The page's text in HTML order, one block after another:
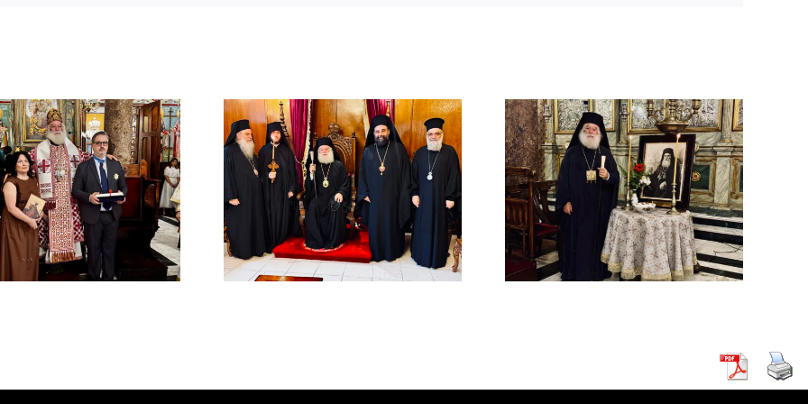
Νέος Μοναχός στο
Πατριαρχείο
Αλεξανδρείας
ΙΕΡΟ ΜΝΗΜΟΣΥΝΟ
ΤΟΥ ΑΟΙΔΙΜΟΥ
ΠΑΤΡΙΑΡΧΟΥ
ΑΛΕΞΑΝΔΡΕΙΑΣ
ΜΕΛΕΤΙΟΥ Β΄ (
ΜΕΤΑΞΑΚΗ )